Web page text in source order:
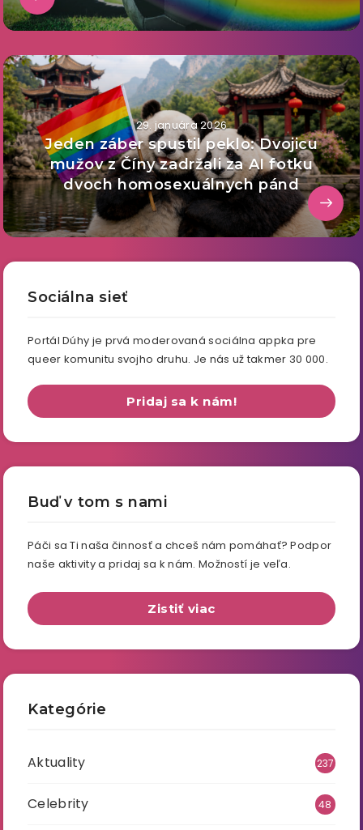
29. januára 2026
Jeden záber spustil peklo: Dvojicu
mužov z Číny zadržali za AI fotku
dvoch homosexuálnych pánd
Sociálna sieť
Portál Dúhy je prvá moderovaná sociálna appka pre
queer komunitu svojho druhu. Je nás už takmer 30 000.
Pridaj sa k nám!
Buď v tom s nami
Páči sa Ti naša činnosť a chceš nám pomáhať? Podpor
naše aktivity a pridaj sa k nám. Možností je veľa.
Zistiť viac
Kategórie
Aktuality 237
Celebrity 48